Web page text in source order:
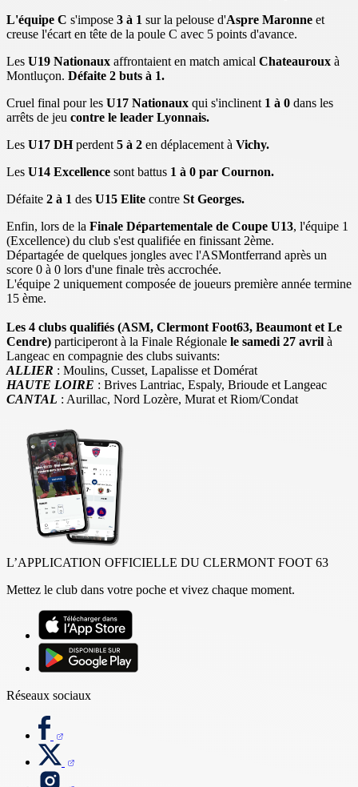
L'équipe C s'impose 3 à 1 sur la pelouse d'Aspre Maronne et
creuse l'écart en tête de la poule C avec 5 points d'avance.
Les U19 Nationaux affrontaient en match amical Chateauroux à
Montluçon. Défaite 2 buts à 1.
Cruel final pour les U17 Nationaux qui s'inclinent 1 à 0 dans les
arrêts de jeu contre le leader Lyonnais.
Les U17 DHperdent 5 à 2 en déplacement à Vichy.
Les U14 Excellence sont battus 1 à 0 par Cournon.
Défaite 2 à 1 des U15 Elite contre St Georges.
Enfin, lors de la Finale Départementale de Coupe U13, l'équipe 1
(Excellence) du club s'est qualifiée en finissant 2ème.
Départagée de quelques jongles avec l'ASMontferrand après un
score 0 à 0 lors d'une finale très accrochée.
L'équipe 2 uniquement composée de joueurs première année termine
15 ème.
Les 4 clubs qualifiés (ASM, Clermont Foot63, Beaumont et Le
Cendre) participeront à la Finale Régionale le samedi 27 avril à
Langeac en compagnie des clubs suivants:
ALLIER : Moulins, Cusset, Lapalisse et Domérat
HAUTE LOIRE : Brives Lantriac, Espaly, Brioude et Langeac
CANTAL : Aurillac, Nord Lozère, Murat et Riom/Condat
L’APPLICATION OFFICIELLE DU CLERMONT FOOT 63
Mettez le club dans votre poche et vivez chaque moment.
Réseaux sociaux